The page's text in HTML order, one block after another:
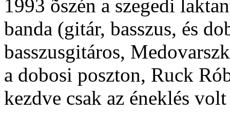
1993 õszén a szegedi
banda (gitár, basszus, és
basszusgitáros,
a dobosi poszton, Ruck
kezdve csak az éneklés